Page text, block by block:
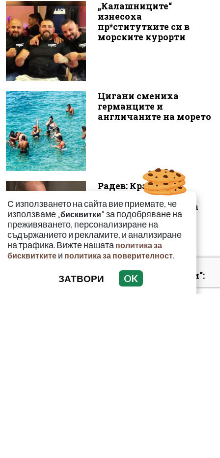
„Калашниците“
изнесоха
пр*ститутките си в
морските курорти
Цигани смениха
германците и
англичаните на морето
Радев: Край на 15-
годишната сага –
безценният архив на
македонските бъ...
„Умира се за секунди“:
Токсиколог
С използването на сайта вие приемате, че
използваме „бисквитки" за подобряване на
преживяването, персонализиране на
съдържанието и рекламите, и анализиране
на трафика. Вижте нашата политика за
бисквитките и политика за поверителност.
ЗАТВОРИ OK